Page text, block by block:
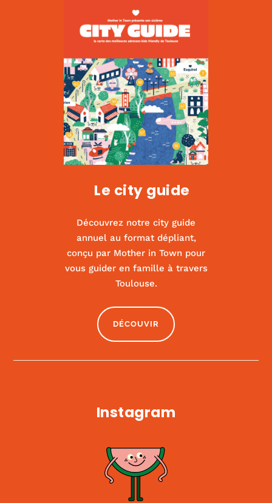
Le city guide
Découvrez notre city guide
annuel au format dépliant,
conçu par Mother in Town pour
vous guider en famille à travers
Toulouse.
DÉCOUVIR
Instagram